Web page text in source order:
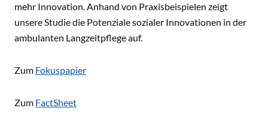
mehr Innovation. Anhand von Praxisbeispielen zeigt
unsere Studie die Potenziale sozialer Innovationen in der
ambulanten Langzeitpflege auf.
Zum Fokuspapier
Zum FactSheet